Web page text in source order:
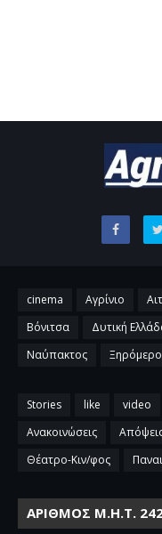
cinema Αγρίνιο
Βόνιτσα
Δυτική
Ναύπακτος
Ξηρόμερο
Stories like video
Ανακοινώσεις
Θέατρο-Κιν/φος
ΑΡΙΘΜΌΣ Μ.Η.Τ.